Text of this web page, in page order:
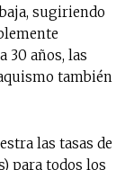
sugiriendo
30 años, las
también
las tasas de
para todos los